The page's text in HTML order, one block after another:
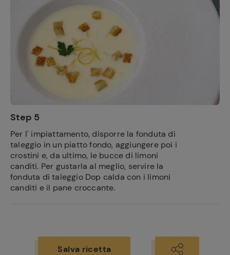
Step 5
Per l' impiattamento, disporre la fonduta di
taleggio in un piatto fondo, aggiungere poi i
crostini e, da ultimo, le bucce di limoni
canditi. Per gustarla al meglio, servire la
fonduta di taleggio Dop calda con i limoni
canditi e il pane croccante.
Salva ricetta